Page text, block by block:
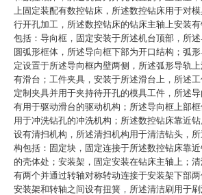
上固定装配有数控钻床，所述数控钻床用于对
行开孔加工，所述数控钻床的钻床主轴上安装
包括：导向框，固定安装于所述机台顶部，所
圆弧形框体，所述导向框下部为开口结构；弧形
定设置于所述导向框内壁两侧，所述弧形导轨
有滑台；工件夹具，安装于所述滑台上，所述
定制夹具并用于夹持待开孔的模具工件，所述
有用于驱动滑台的驱动机构；所述导向框上部
用于冲洗钻孔的冲洗机构；所述数控钻床靠近
设有清扫机构，所述清扫机构用于清洁钻头，
构包括：固定块，固定连接于所述数控钻床靠
的壳体处；安装架，固定安装在钻床主轴上；
有两个并通过转轴对称转动连接于安装架下部
安装架和转轴之间设有扭簧，所述清洁刷用于